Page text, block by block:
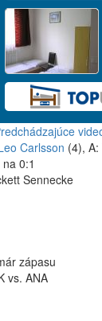
Carlsson (4), A:
0:1
Sennecke
zápasu
vs. ANA